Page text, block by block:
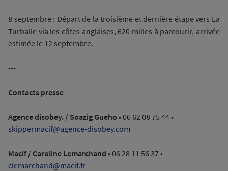
8 septembre : Départ de la troisième et dernière étape vers La
Turballe via les côtes anglaises, 620 milles à parcourir, arrivée
estimée le 12 septembre.
---
Contacts presse
Agence disobey. / Soazig Gueho • 06 62 08 75 44 •
skippermacif@agence-disobey.com
Macif / Caroline Lemarchand • 06 28 11 56 37•
clemarchand@macif.fr